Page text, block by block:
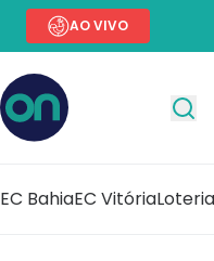
AO VIVO
EC BahiaEC Vitória